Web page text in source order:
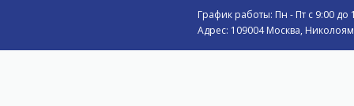
График работы: Пн - Пт с 9:00 до
Адрес: 109004 Москва,